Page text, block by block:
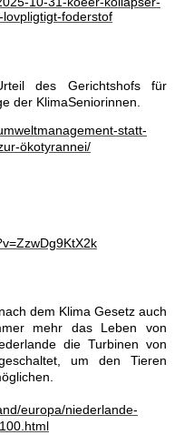
foderstof
des Gerichtshofs für
der KlimaSeniorinnen.
statt-
ökotyrannei/
dem Klima Gesetz auch
mehr das Leben von
die Turbinen von
um den Tieren
europa/niederlande-